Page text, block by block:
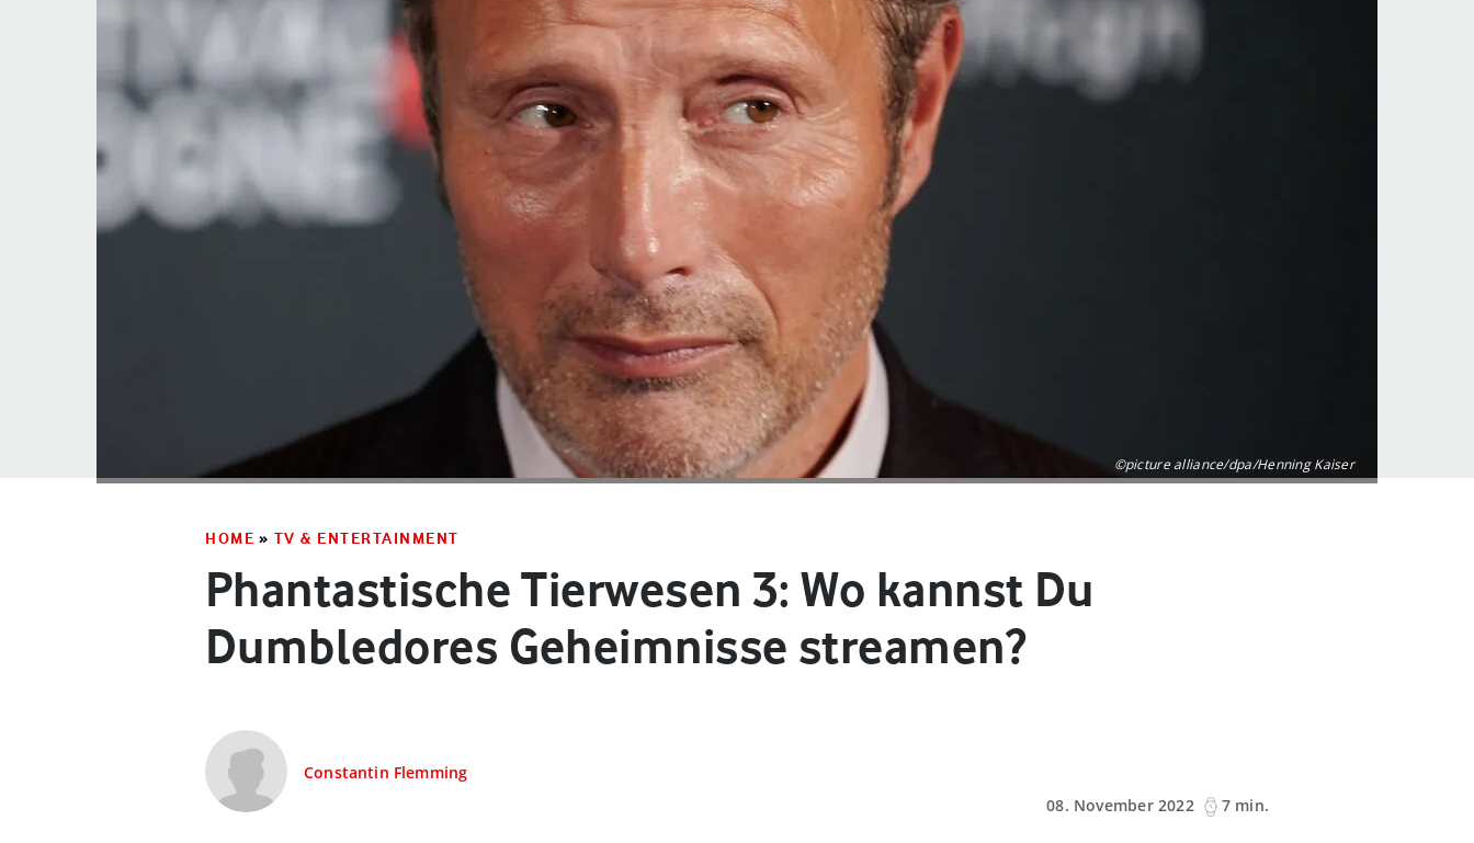
©picture alliance/dpa/Henning Kaiser
HOME » TV & ENTERTAINMENT
Phantastische Tierwesen 3: Wo kannst Du
Dumbledores Geheimnisse streamen?
Constantin Flemming
08. November 2022
7 min.